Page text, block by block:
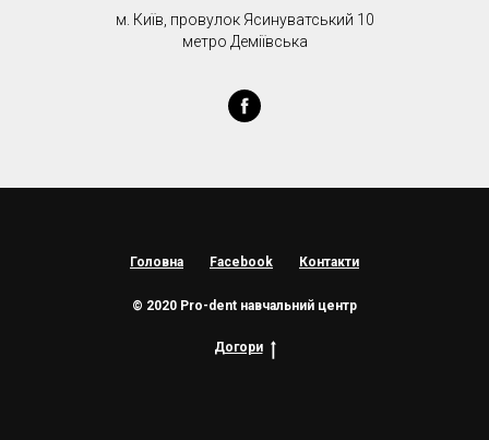
м. Київ, провулок Ясинуватський 10
метро Деміївська
Головна Facebook Контакти
© 2020 Pro-dent навчальний центр
Догори